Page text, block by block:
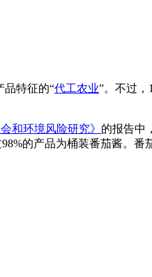
品特征的“代工农业”。不过
和环境风险研究》 的报告中
的产品为桶装番茄酱。